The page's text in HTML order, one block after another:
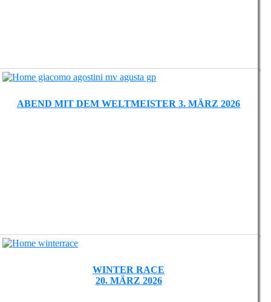
ABEND MIT DEM WELTMEISTER 3. MÄRZ 2026
WINTER RACE
20. MÄRZ 2026